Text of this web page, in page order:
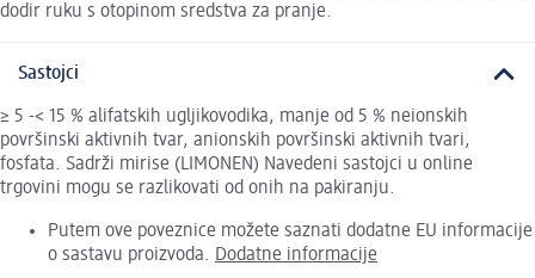
dodir ruku s otopinom sredstva za pranje.
Sastojci
≥ 5 -< 15 % alifatskih ugljikovodika, manje od 5 % neionskih
površinski aktivnih tvar, anionskih površinski aktivnih tvari,
fosfata. Sadrži mirise (LIMONEN) Navedeni sastojci u online
trgovini mogu se razlikovati od onih na pakiranju.
Putem ove poveznice možete saznati dodatne EU informacije
o sastavu proizvoda. Dodatne informacije